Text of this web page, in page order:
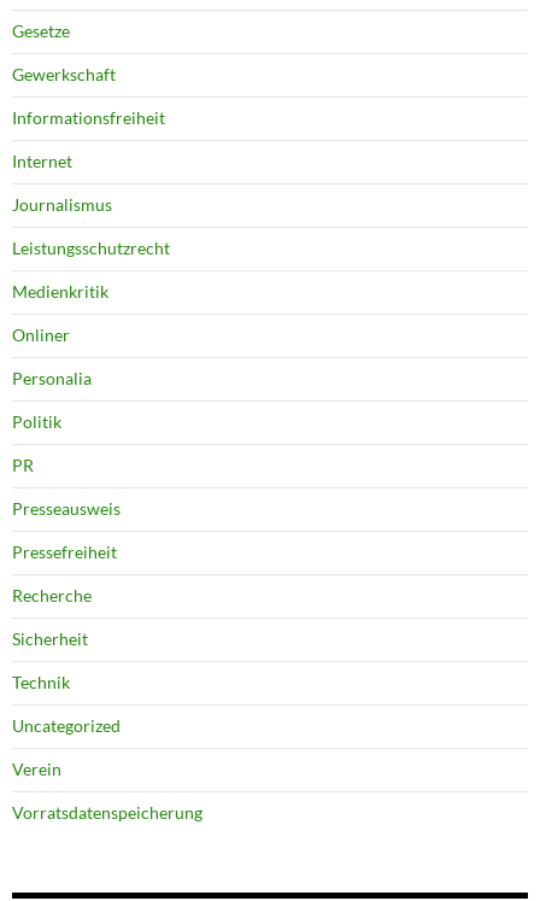
Gesetze
Gewerkschaft
Informationsfreiheit
Internet
Journalismus
Leistungsschutzrecht
Medienkritik
Onliner
Personalia
Politik
PR
Presseausweis
Pressefreiheit
Recherche
Sicherheit
Technik
Uncategorized
Verein
Vorratsdatenspeicherung